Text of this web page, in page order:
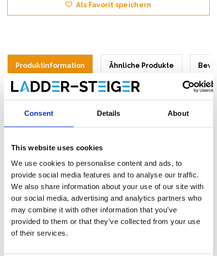
Consent Details About
This website uses cookies
We use cookies to personalise content and ads, to
provide social media features and to analyse our traffic.
We also share information about your use of our site with
our social media, advertising and analytics partners who
may combine it with other information that you’ve
provided to them or that they’ve collected from your use
of their services.
Als Favorit speichern
Produktinformation Ähnliche Produkte
Little Giant Conquest 2.0 die
Vielzweckleiter mit 2 verstellbaren
Füßen.
Die Little Giant Conquest ist eine Glasfaser Teleskop-
Vielzweckleiter. Die Klappleiter kann sowohl in A-Stellung als
auch Leiterstellung positioniert werden. Außerdem sind sowohl
die Leiter als auch die Leiterfüße teleskopisch verstellbar, so
dass sie auf ungleichem Untergrund, wie zum Beispiel in einem